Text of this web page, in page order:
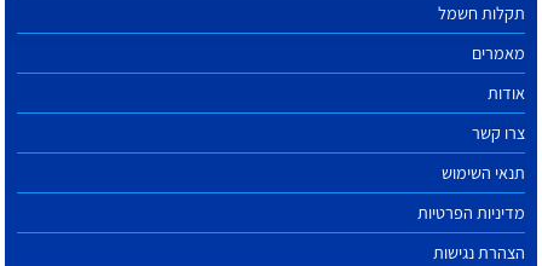
תקלות חשמל
מאמרים
אודות
צרו קשר
תנאי השימוש
מדיניות הפרטיות
הצהרת נגישות